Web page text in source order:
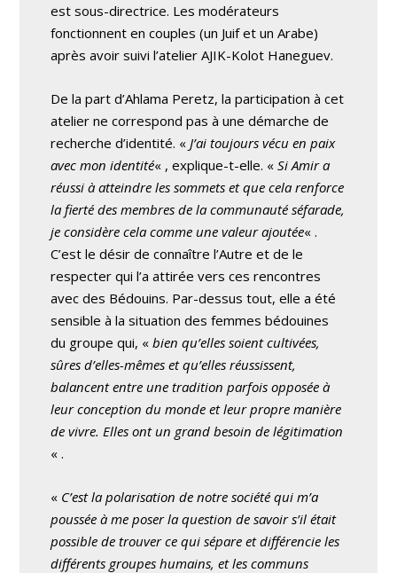
est sous-directrice. Les modérateurs
fonctionnent en couples (un Juif et un Arabe)
après avoir suivi l’atelier AJIK-Kolot Haneguev.
De la part d’Ahlama Peretz, la participation à cet
atelier ne correspond pas à une démarche de
recherche d’identité. «J’ai toujours vécu en paix
avec mon identité« , explique-t-elle. «Si Amir a
réussi à atteindre les sommets et que cela renforce
la fierté des membres de la communauté séfarade,
je considère cela comme une valeur ajoutée« .
C’est le désir de connaître l’Autre et de le
respecter qui l’a attirée vers ces rencontres
avec des Bédouins. Par-dessus tout, elle a été
sensible à la situation des femmes bédouines
du groupe qui, «bien qu’elles soient cultivées,
sûres d’elles-mêmes et qu’elles réussissent,
balancent entre une tradition parfois opposée à
leur conception du monde et leur propre manière
de vivre. Elles ont un grand besoin de légitimation
« .
« C’est la polarisation de notre société qui m’a
poussée à me poser la question de savoir s’il était
possible de trouver ce qui sépare et différencie les
différents groupes humains, et les communs